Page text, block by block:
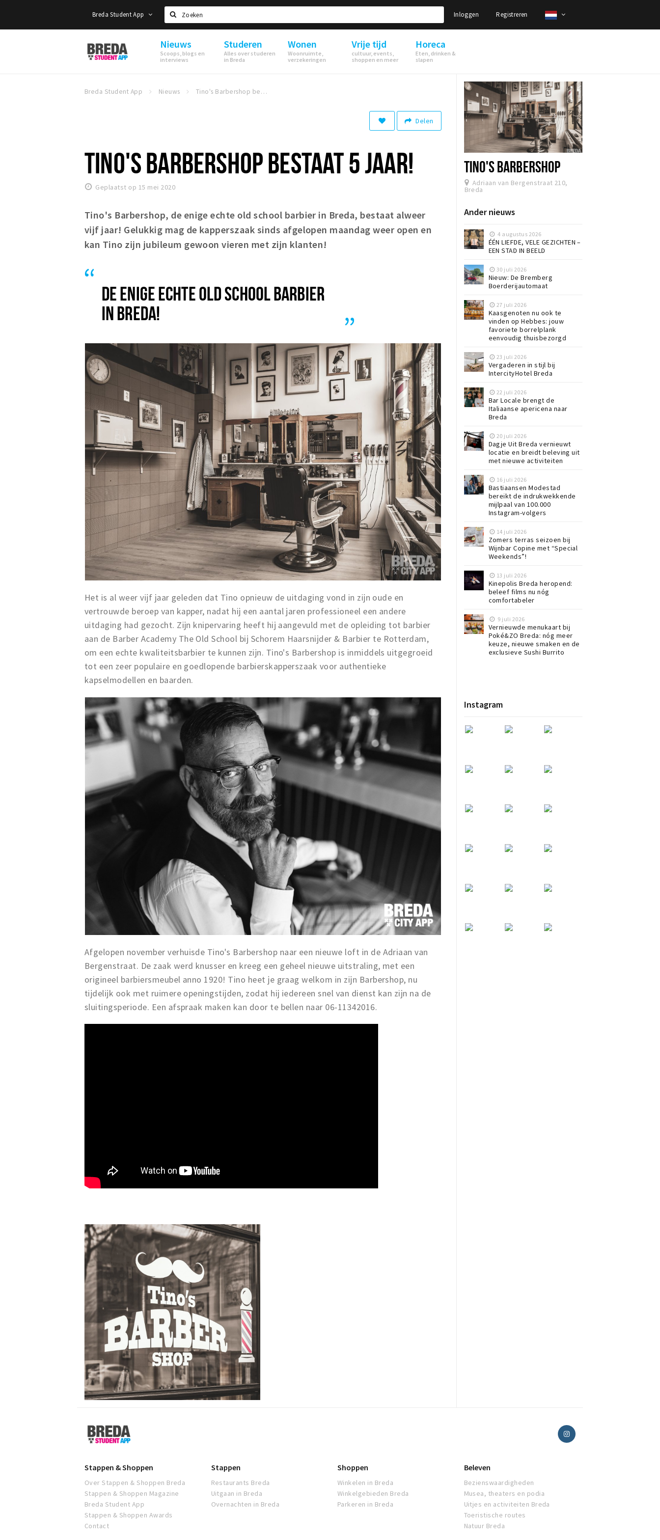
Breda Student App
Zoeken
Inloggen Registreren
Breda
Student
Nieuws
Scoops, blogs en
interviews
Studeren
Alles over studeren
in Breda
Wonen
Woonruimte,
verzekeringen
Vrije tijd
cultuur, events,
shoppen en meer
Horeca
Eten, drinken &
slapen
Breda Student App Nieuws Tino's Barbershop bestaat 5 jaar!
Delen
TINO'S BARBERSHOP BESTAAT 5 JAAR!
Geplaatst op 15 mei 2020
Tino's Barbershop, de enige echte old school barbier in Breda, bestaat alweer
vijf jaar! Gelukkig mag de kapperszaak sinds afgelopen maandag weer open en
kan Tino zijn jubileum gewoon vieren met zijn klanten!
DE ENIGE ECHTE OLD SCHOOL BARBIER
IN BREDA!
Het is al weer vijf jaar geleden dat Tino opnieuw de uitdaging vond in zijn oude en
vertrouwde beroep van kapper, nadat hij een aantal jaren professioneel een andere
uitdaging had gezocht. Zijn knipervaring heeft hij aangevuld met de opleiding tot barbier
aan de Barber Academy The Old School bij Schorem Haarsnijder & Barbier te Rotterdam,
om een echte kwaliteitsbarbier te kunnen zijn. Tino's Barbershop is inmiddels uitgegroeid
tot een zeer populaire en goedlopende barbierskapperszaak voor authentieke
kapselmodellen en baarden.
Afgelopen november verhuisde Tino's Barbershop naar een nieuwe loft in de Adriaan van
Bergenstraat. De zaak werd knusser en kreeg een geheel nieuwe uitstraling, met een
origineel barbiersmeubel anno 1920! Tino heet je graag welkom in zijn Barbershop, nu
tijdelijk ook met ruimere openingstijden, zodat hij iedereen snel van dienst kan zijn na de
sluitingsperiode. Een afspraak maken kan door te bellen naar 06-11342016.
TINO'S BARBERSHOP
Adriaan van Bergenstraat 210,
Breda
Ander nieuws
4 augustus 2026
ÉÉN LIEFDE, VELE GEZICHTEN –
EEN STAD IN BEELD
30 juli 2026
Nieuw: De Bremberg
Boerderijautomaat
27 juli 2026
Kaasgenoten nu ook te
vinden op Hebbes: jouw
favoriete borrelplank
eenvoudig thuisbezorgd
23 juli 2026
Vergaderen in stijl bij
IntercityHotel Breda
22 juli 2026
Bar Locale brengt de
Italiaanse apericena naar
Breda
20 juli 2026
Dagje Uit Breda vernieuwt
locatie en breidt beleving uit
met nieuwe activiteiten
16 juli 2026
Bastiaansen Modestad
bereikt de indrukwekkende
mijlpaal van 100.000
Instagram-volgers
14 juli 2026
Zomers terras seizoen bij
Wijnbar Copine met “Special
Weekends”!
13 juli 2026
Kinepolis Breda heropend:
beleef films nu nóg
comfortabeler
9 juli 2026
Vernieuwde menukaart bij
Poké&ZO Breda: nóg meer
keuze, nieuwe smaken en de
exclusieve Sushi Burrito
Instagram
Breda
Student
App
Stappen & Shoppen
Over Stappen & Shoppen Breda
Stappen & Shoppen Magazine
Breda Student App
Stappen & Shoppen Awards
Contact
Stappen
Restaurants Breda
Uitgaan in Breda
Overnachten in Breda
Shoppen
Winkelen in Breda
Winkelgebieden Breda
Parkeren in Breda
Beleven
Bezienswaardigheden
Musea, theaters en podia
Uitjes en activiteiten Breda
Toeristische routes
Natuur Breda